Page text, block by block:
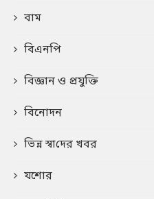
বাম
বিএনপি
বিজ্ঞান ও প্রযুক্তি
বিনোদন
ভিন্ন স্বা‌দের খবর
যশোর